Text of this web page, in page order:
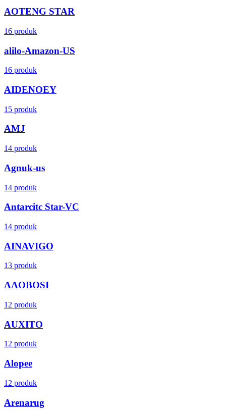
AOTENG STAR
16 produk
alilo-Amazon-US
16 produk
AIDENOEY
15 produk
AMJ
14 produk
Agnuk-us
14 produk
Antarcitc Star-VC
14 produk
AINAVIGO
13 produk
AAOBOSI
12 produk
AUXITO
12 produk
Alopee
12 produk
Arenarug